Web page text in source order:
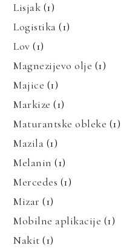
Lisjak (1)
Logistika (1)
Lov (1)
Magnezijevo olje (1)
Majice (1)
Markize (1)
Maturantske obleke (1)
Mazila (1)
Melanin (1)
Mercedes (1)
Mizar (1)
Mobilne aplikacije (1)
Nakit (1)